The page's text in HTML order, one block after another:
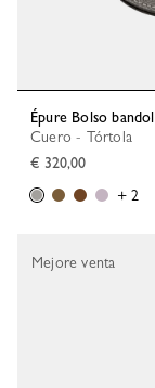
Épure Bolso
Cuero - Tórtola
€ 320,00
+ 2
Mejore venta